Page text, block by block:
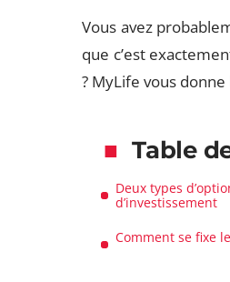
Vous avez
que c’est
? MyLife vous
Table
Deux types
d’investissement
Comment se fixe